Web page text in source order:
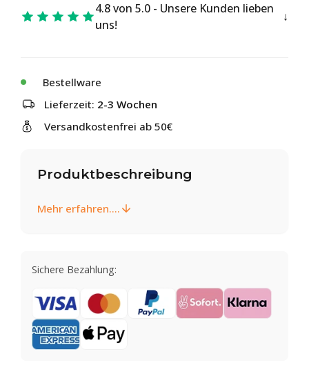
4.8 von 5.0 - Unsere Kunden lieben
uns!
Bestellware
Lieferzeit: 2-3 Wochen
Versandkostenfrei ab 50€
Produktbeschreibung
Mehr erfahren....
Sichere Bezahlung: